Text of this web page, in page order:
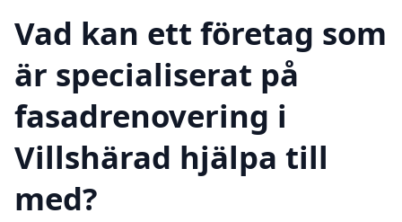
Vad kan ett företag som
är specialiserat på
fasadrenovering i
Villshärad hjälpa till
med?